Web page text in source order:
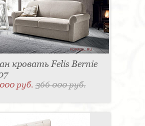
кровать Felis Bernie
руб.366 000 руб.